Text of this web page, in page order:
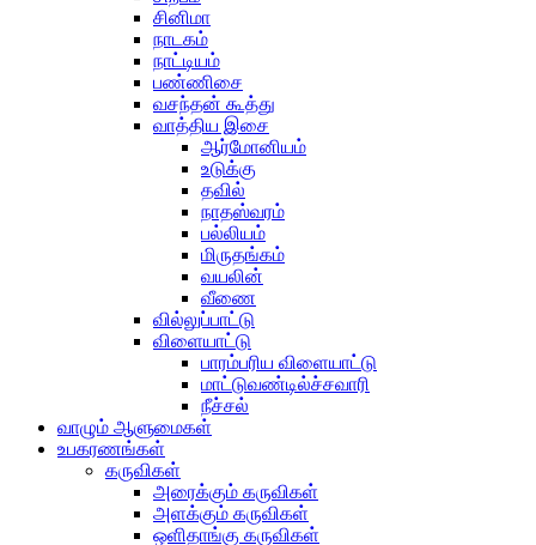
சினிமா
நாடகம்
நாட்டியம்
பண்ணிசை
வசந்தன் கூத்து
வாத்திய இசை
ஆர்மோனியம்
உடுக்கு
தவில்
நாதஸ்வரம்
பல்லியம்
மிருதங்கம்
வயலின்
வீணை
வில்லுப்பாட்டு
விளையாட்டு
பாரம்பரிய விளையாட்டு
மாட்டுவண்டில்ச்சவாரி
நீச்சல்
வாழும் ஆளுமைகள்
உபகரணங்கள்
கருவிகள்
அரைக்கும் கருவிகள்
அளக்கும் கருவிகள்
ஒளிதாங்கு கருவிகள்